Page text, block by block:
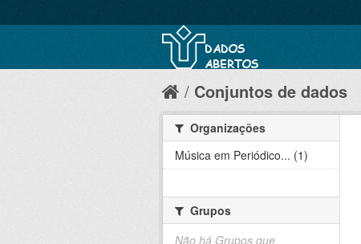
Conjuntos de dados
Organizações
Música em Periódico... (1)
Grupos
Não há Grupos que